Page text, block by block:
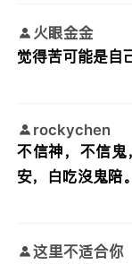
火眼金金
觉得苦可能是自
rockychen
不信神，不信
安，白吃沒鬼陪
这里不适合你